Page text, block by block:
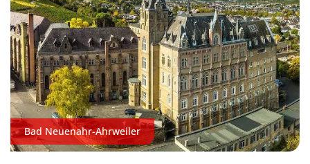
Bad Neuenahr-Ahrweiler